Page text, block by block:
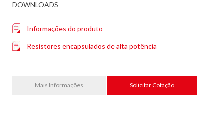
DOWNLOADS
Informações do produto
Resistores encapsulados de alta potência
Mais Informações Solicitar Cotação